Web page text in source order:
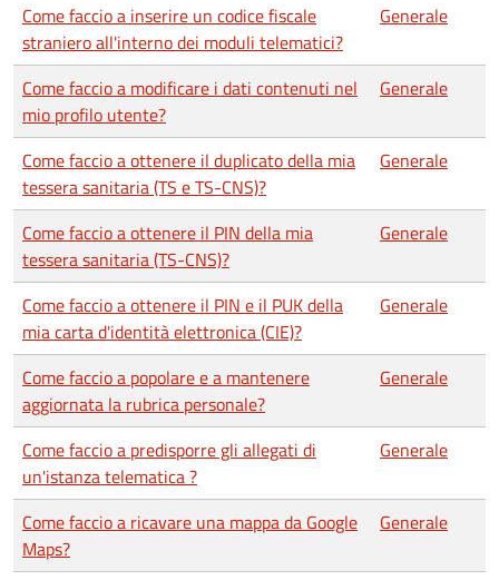
Come faccio a inserire un codice fiscale
straniero all'interno dei moduli telematici?
Generale
Come faccio a modificare i dati contenuti nel
mio profilo utente?
Generale
Come faccio a ottenere il duplicato della mia
tessera sanitaria (TS e TS-CNS)?
Generale
Come faccio a ottenere il PIN della mia
tessera sanitaria (TS-CNS)?
Generale
Come faccio a ottenere il PIN e il PUK della
mia carta d'identità elettronica (CIE)?
Generale
Come faccio a popolare e a mantenere
aggiornata la rubrica personale?
Generale
Come faccio a predisporre gli allegati di
un'istanza telematica ?
Generale
Come faccio a ricavare una mappa da Google
Maps?
Generale